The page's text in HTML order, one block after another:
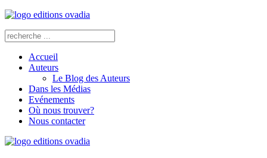
Accueil
Auteurs
Le Blog des Auteurs
Dans les Médias
Evénements
Où nous trouver?
Nous contacter